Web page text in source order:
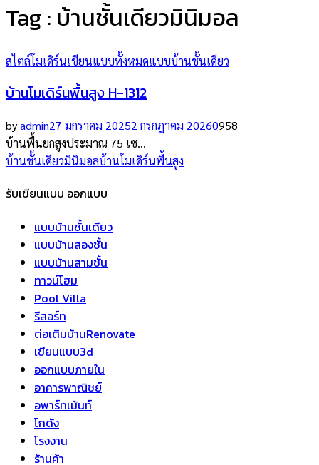
Tag : บ้านชั้นเดียวมินิมอล
สไตล์โมเดิร์นเขียนแบบทั้งหมดแบบบ้านชั้นเดียว
บ้านโมเดิร์นพื้นสูง H-1312
byadmin27 มกราคม 20252 กรกฎาคม 20260958
บ้านพื้นยกสูงประมาณ 75 เซ...
บ้านชั้นเดียวมินิมอลบ้านโมเดิร์นพื้นสูง
รับเขียนแบบ ออกแบบ
แบบบ้านชั้นเดียว
แบบบ้านสองชั้น
แบบบ้านสามชั้น
ทาวน์โฮม
Pool Villa
รีสอร์ท
ต่อเติมบ้านRenovate
เขียนแบบ3d
ออกแบบภายใน
อาคารพาณิชย์
อพาร์ทเม้นท์
โกดัง
โรงงาน
ร้านค้า